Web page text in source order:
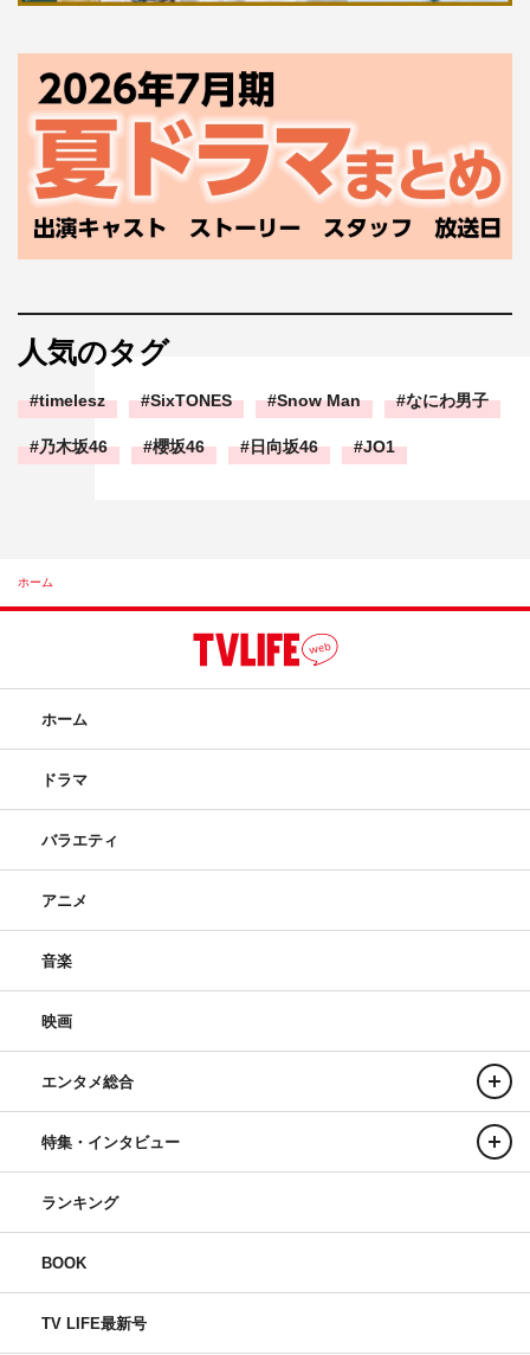
人気のタグ
timelesz SixTONES Snow Man なにわ男子
乃木坂46 櫻坂46 日向坂46 JO1
ホーム
ホーム
ドラマ
バラエティ
アニメ
音楽
映画
エンタメ総合
特集・インタビュー
ランキング
BOOK
TV LIFE最新号